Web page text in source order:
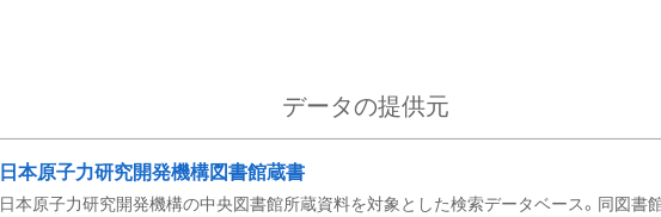
データの提供元
日本原子力研究開発機構図書館蔵書
日本原子力研究開発機構の中央図書館所蔵資料を対象とした検索データベース。同図書